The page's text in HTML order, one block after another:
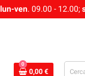
lun-ven. 09.00 - 12.00;
0
0,00 €